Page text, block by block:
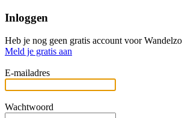
Inloggen
Heb je nog geen gratis account voor
Meld je gratis aan
E-mailadres
Wachtwoord